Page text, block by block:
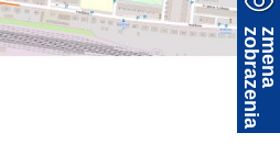
z
m
e
n
a
z
o
b
r
a
z
e
n
i
a